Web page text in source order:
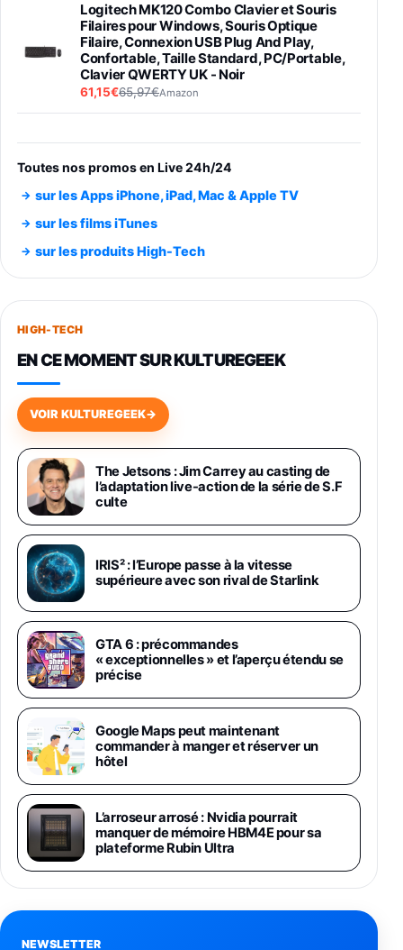
Logitech MK120 Combo Clavier et Souris
Filaires pour Windows, Souris Optique
Filaire, Connexion USB Plug And Play,
Confortable, Taille Standard, PC/Portable,
Clavier QWERTY UK - Noir
61,15€65,97€Amazon
entraénement direct 3 vitesses (33-45-78
trs/min) avec pre-ampli intégré et port USB
Smartphone SAMSUNG Galaxy S26 Ultra
891,99€1199€Fnac (Vendeur Tiers)
Smartphone SAMSUNG Galaxy S26+ Violet
749,99€
648,63€834,71€
Samsung Galaxy Miracle Ultra, Smartphone
Android 5G avec Galaxy AI, 512 Go,
Chargeur Secteur Rapide 25W Inclus,
Smartphone déverrouillé, Noir, Version FR
1019€
Galaxy S26 Ultra 512 Go Bleu
1019€1399€Fnac (Vendeur Tiers)
Galaxy S26 Ultra 256 Go Violet
892€1199€Fnac (Vendeur Tiers)
Philips SHK2000BL - Casque Enfant - Bleu &
Répartiteur Audio 5 Casques, Blanc
24,94€29,96€Fnac (Vendeur Tiers)
Bande Gigabit (Serveur et Client VPN, Triple
Vlan, Mode Point d'accès et Bridge, contrôle
Parental, Qos)
39,72€50,42€ Amazon
Panasonic KX-TG6822 Téléphones Sans fil
Toutes nos promos en Live 24h/24
sur les Apps iPhone, iPad, Mac & Apple TV
sur les films iTunes
sur les produits High-Tech
HIGH-TECH
EN CE MOMENT SUR KULTUREGEEK
VOIR KULTUREGEEK→
The Jetsons : Jim Carrey au casting de
l’adaptation live-action de la série de S.F
culte
IRIS² : l’Europe passe à la vitesse
supérieure avec son rival de Starlink
GTA 6 : précommandes
« exceptionnelles » et l’aperçu étendu se
précise
Google Maps peut maintenant
commander à manger et réserver un
hôtel
L’arroseur arrosé : Nvidia pourrait
manquer de mémoire HBM4E pour sa
plateforme Rubin Ultra
NEWSLETTER